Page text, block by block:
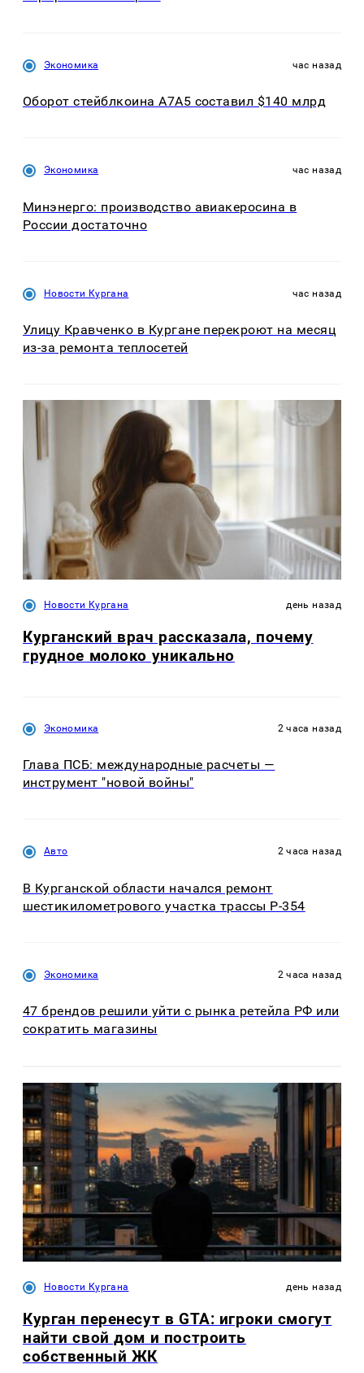
Экономика час назад
Оборот стейблкоина А7А5 составил $140 млрд
Экономика час назад
Минэнерго: производство авиакеросина в
России достаточно
Новости Кургана час назад
Улицу Кравченко в Кургане перекроют на месяц
из-за ремонта теплосетей
Новости Кургана день назад
Курганский врач рассказала, почему
грудное молоко уникально
Экономика 2 часа назад
Глава ПСБ: международные расчеты —
инструмент "новой войны"
Авто 2 часа назад
В Курганской области начался ремонт
шестикилометрового участка трассы Р-354
Экономика 2 часа назад
47 брендов решили уйти с рынка ретейла РФ или
сократить магазины
Новости Кургана день назад
Курган перенесут в GTA: игроки смогут
найти свой дом и построить
собственный ЖК